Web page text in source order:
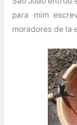
para mim
moradores de la